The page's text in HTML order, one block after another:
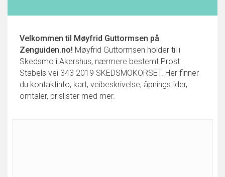
Velkommen til Møyfrid Guttormsen på
Zenguiden.no! Møyfrid Guttormsen holder til i
Skedsmo i Akershus, nærmere bestemt Prost
Stabels vei 343 2019 SKEDSMOKORSET. Her finner
du kontaktinfo, kart, veibeskrivelse, åpningstider,
omtaler, prislister med mer.